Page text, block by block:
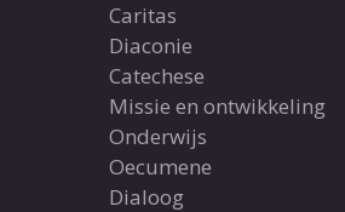
Caritas
Diaconie
Catechese
Missie en ontwikkeling
Onderwijs
Oecumene
Dialoog